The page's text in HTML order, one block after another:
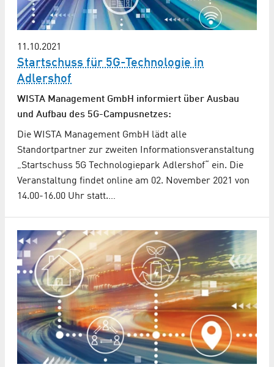
11.10.2021
Startschuss für 5G-Technologie in
Adlershof
WISTA Management GmbH informiert über Ausbau
und Aufbau des 5G-Campusnetzes:
Die WISTA Management GmbH lädt alle
Standortpartner zur zweiten Informationsveranstaltung
„Startschuss 5G Technologiepark Adlershof“ ein. Die
Veranstaltung findet online am 02. November 2021 von
14.00-16.00 Uhr statt.…